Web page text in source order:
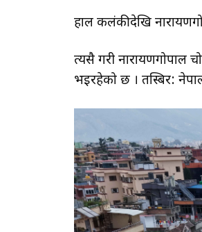
हाल कलंकीदेखि
त्यसै गरी नारायणगोपाल
भइरहेको छ । तस्बिर: नेपाल